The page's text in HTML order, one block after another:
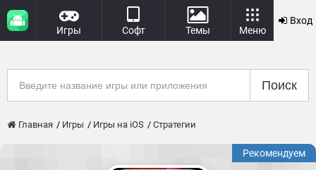
Игры Софт Темы Меню
Вход
Поиск
Главная Игры Игры на iOS Стратегии
Рекомендуем